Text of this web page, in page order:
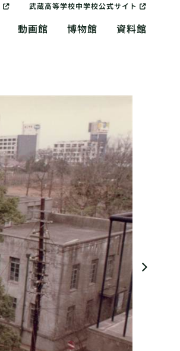
武蔵高等学校中学校公式サイト
動画館 博物館 資料館